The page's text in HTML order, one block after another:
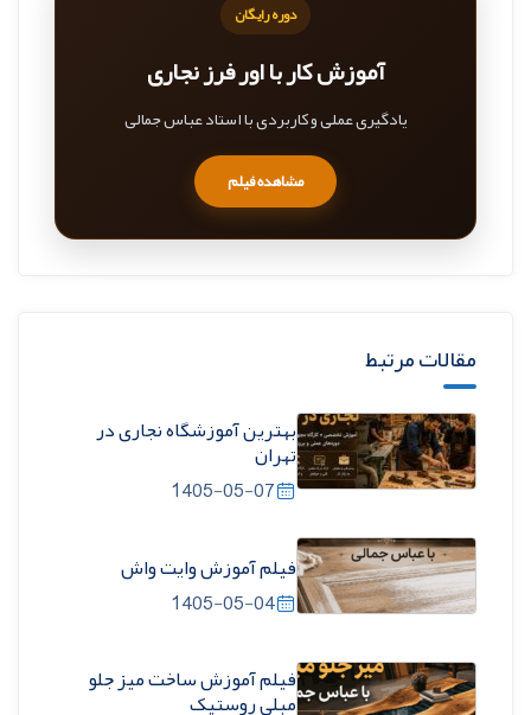
دوره رایگان
آموزش کار با اور فرز نجاری
یادگیری عملی و کاربردی با استاد عباس جمالی
مشاهده فیلم
مقالات مرتبط
بهترین آموزشگاه نجاری در
تهران
1405-05-07
فیلم آموزش وایت واش
1405-05-04
فیلم آموزش ساخت میز جلو
مبلی روستیک